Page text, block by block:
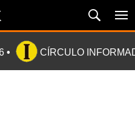
CÍRCULO